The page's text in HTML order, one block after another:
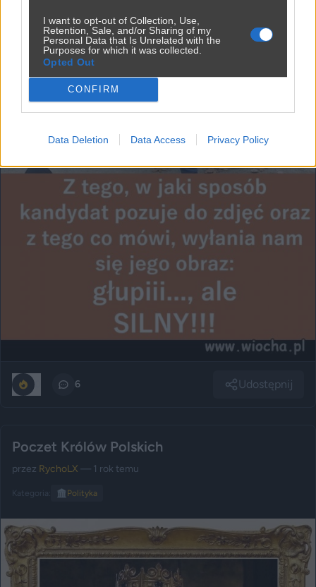
I want to opt-out of Collection, Use,
Retention, Sale, and/or Sharing of my
Personal Data that Is Unrelated with the
Purposes for which it was collected.
Opted Out
CONFIRM
Data Deletion Data Access Privacy Policy
6 Udostępnij
Poczet Królów Polskich
przez RychoLX — 1 rok temu
Kategoria: 🏛️ Polityka